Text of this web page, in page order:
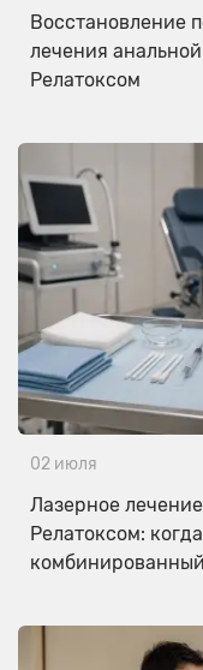
Восстановление
лечения
Релатоксом
02 июля
Лазерное
Релатоксом: